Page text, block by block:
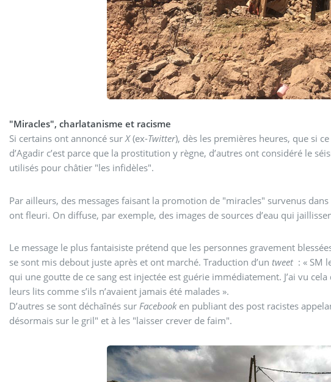
"Miracles", charlatanisme et racisme
Si certains ont annoncé surX(ex-Twitter), dès les premières heures, que si
d’Agadir c’est parce que la prostitution y règne, d’autres ont considéré le
utilisés pour châtier "les infidèles".
Par ailleurs, des messages faisant la promotion de "miracles" survenus
ont fleuri. On diffuse, par exemple, des images de sources d’eau qui
Le message le plus fantaisiste prétend que les personnes gravement
se sont mis debout juste après et ont marché. Traduction d’un tweet : « SM
qui une goutte de ce sang est injectée est guérie immédiatement. J’ai vu
leurs lits comme s’ils n’avaient jamais été malades ».
D’autres se sont déchaînés sur Facebooken publiant des post racistes
désormais sur le gril" et à les "laisser crever de faim".